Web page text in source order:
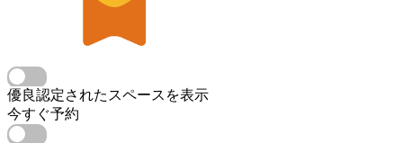
優良認定されたスペースを表示
今すぐ予約